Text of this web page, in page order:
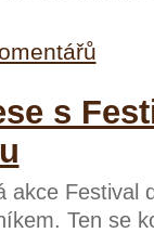
s
akce Festival
Ten se